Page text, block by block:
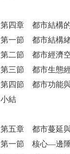
第四章 都市結構
第一節 都市結構
第二節 都市經濟
第三節 都市生態
第四節 都市功能
小結
第五章 都市蔓延
第一節 核心—邊